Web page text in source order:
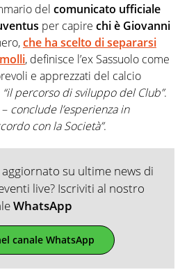
del comunicato ufficiale
per capire chi è Giovanni
che ha scelto di separarsi
, definisce l’ex Sassuolo come
e apprezzati del calcio
“il percorso di sviluppo del Club”.
conclude l’esperienza in
con la Società”.
su ultime news di
live? Iscriviti al nostro
WhatsApp
canale WhatsApp